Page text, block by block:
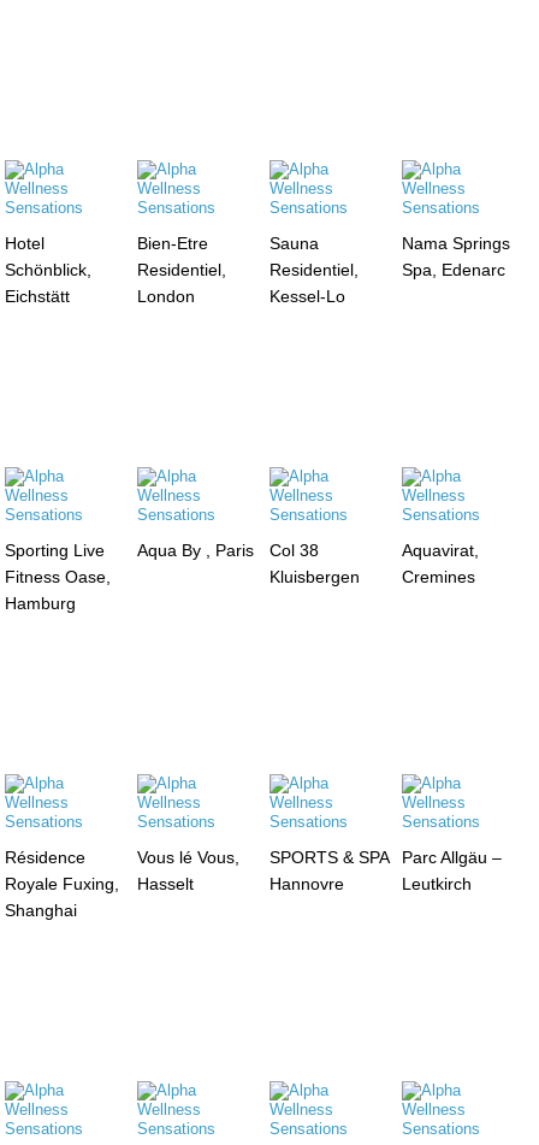
Hotel
Schönblick,
Eichstätt
Bien-Etre
Residentiel,
London
Sauna
Residentiel,
Kessel-Lo
Nama Springs
Spa, Edenarc
Sporting Live
Fitness Oase,
Hamburg
Aqua By , Paris
Col 38
Kluisbergen
Aquavirat,
Cremines
Résidence
Royale Fuxing,
Shanghai
Vous lé Vous,
Hasselt
SPORTS & SPA
Hannovre
Parc Allgäu –
Leutkirch